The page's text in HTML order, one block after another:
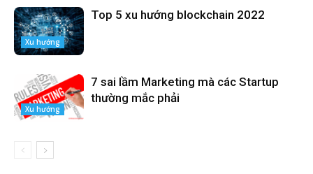
Xu hướng
Top 5 xu hướng blockchain 2022
Xu hướng
7 sai lầm Marketing mà các Startup
thường mắc phải